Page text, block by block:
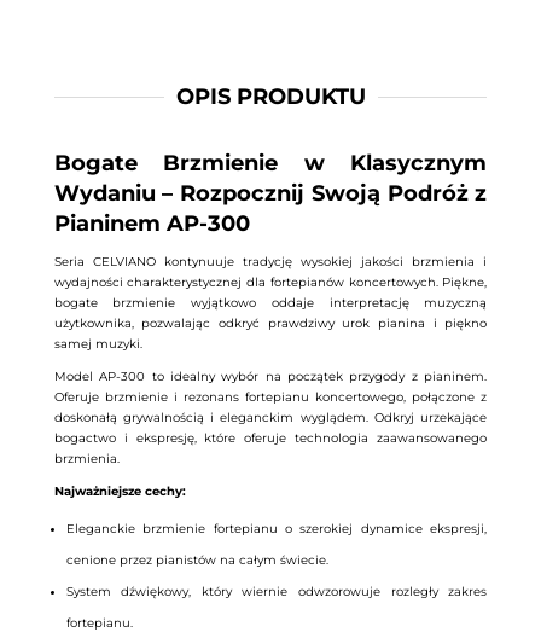
OPIS PRODUKTU
Bogate Brzmienie w Klasycznym
Wydaniu – Rozpocznij Swoją Podróż z
Pianinem AP-300
Seria CELVIANO kontynuuje tradycję wysokiej jakości brzmienia i
wydajności charakterystycznej dla fortepianów koncertowych. Piękne,
bogate brzmienie wyjątkowo oddaje interpretację muzyczną
użytkownika, pozwalając odkryć prawdziwy urok pianina i piękno
samej muzyki.
Model AP-300 to idealny wybór na początek przygody z pianinem.
Oferuje brzmienie i rezonans fortepianu koncertowego, połączone z
doskonałą grywalnością i eleganckim wyglądem. Odkryj urzekające
bogactwo i ekspresję, które oferuje technologia zaawansowanego
brzmienia.
Najważniejsze cechy:
Eleganckie brzmienie fortepianu o szerokiej dynamice ekspresji,
cenione przez pianistów na całym świecie.
System dźwiękowy, który wiernie odwzorowuje rozległy zakres
fortepianu.